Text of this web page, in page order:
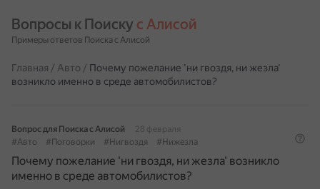
Вопросы к Поиску с Алисой
Примеры ответов Поиска с Алисой
Главная / Авто / Почему пожелание 'ни гвоздя, ни жезла'
возникло именно в среде автомобилистов?
Вопрос для Поиска с Алисой
28 февраля
#Авто
#Поговорки #Нигвоздя #Нижезла
Почему пожелание 'ни гвоздя, ни жезла' возникло
именно в среде автомобилистов?